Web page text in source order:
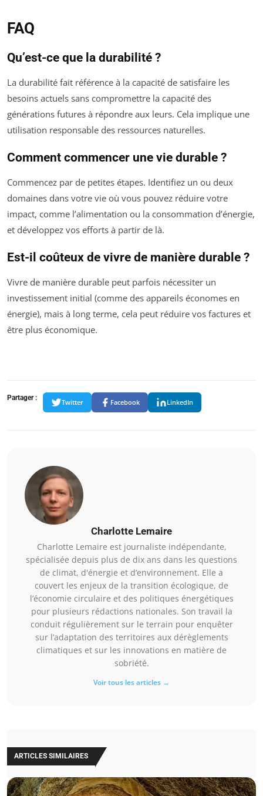
FAQ
Qu’est-ce que la durabilité ?
La durabilité fait référence à la capacité de satisfaire les
besoins actuels sans compromettre la capacité des
générations futures à répondre aux leurs. Cela implique une
utilisation responsable des ressources naturelles.
Comment commencer une vie durable ?
Commencez par de petites étapes. Identifiez un ou deux
domaines dans votre vie où vous pouvez réduire votre
impact, comme l’alimentation ou la consommation d’énergie,
et développez vos efforts à partir de là.
Est-il coûteux de vivre de manière durable ?
Vivre de manière durable peut parfois nécessiter un
investissement initial (comme des appareils économes en
énergie), mais à long terme, cela peut réduire vos factures et
être plus économique.
Partager :
Twitter Facebook LinkedIn
Charlotte Lemaire
Charlotte Lemaire est journaliste indépendante,
spécialisée depuis plus de dix ans dans les questions
de climat, d'énergie et d’environnement. Elle a
couvert les enjeux de la transition écologique, de
l’économie circulaire et des politiques énergétiques
pour plusieurs rédactions nationales. Son travail la
conduit régulièrement sur le terrain pour enquêter
sur l’adaptation des territoires aux dérèglements
climatiques et sur les innovations en matière de
sobriété.
Voir tous les articles →
ARTICLES SIMILAIRES